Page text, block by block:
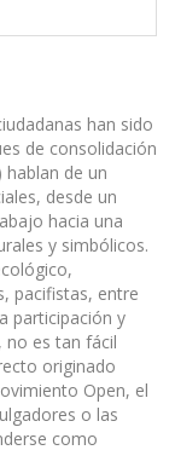
han sido
de consolidación
hablan de un
desde un
hacia una
y simbólicos.
pacifistas, entre
participación y
no es tan fácil
originado
Open, el
o las
como